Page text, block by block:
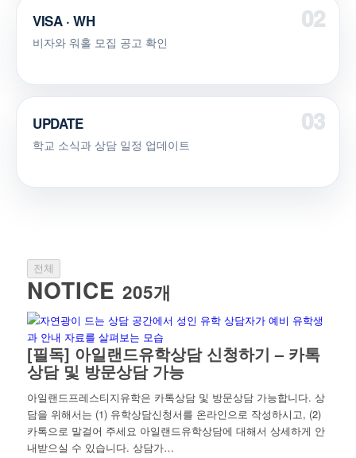
VISA · WH
비자와 워홀 모집 공고 확인
UPDATE
학교 소식과 상담 일정 업데이트
전체
NOTICE 205개
[필독] 아일랜드유학상담 신청하기 – 카톡
상담 및 방문상담 가능
아일랜드프레스티지유학은 카톡상담 및 방문상담 가능합니다. 상
담을 위해서는 (1) 유학상담신청서를 온라인으로 작성하시고, (2)
카톡으로 말걸어 주세요 아일랜드유학상담에 대해서 상세하게 안
내받으실 수 있습니다. 상담가…